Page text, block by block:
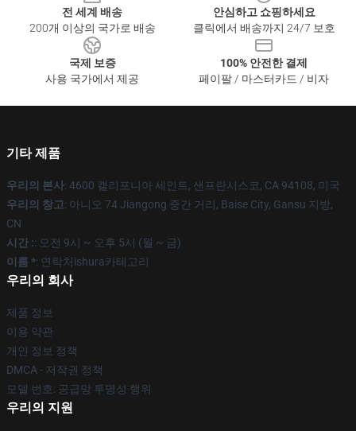
전 세계 배송
200개 이상의 국가로 배송
안심하고 쇼핑하세요
클릭에서 배송까지 24/7 보호
국제 보증
사용 국가에서 제공
100% 안전한 결제
페이팔 / 마스터카드 / 비자
기타 제품
우리의 본사: 4600 캘리포니아 세인트, 샌프란시스코, CA 94108, 미국
우리의 창고: 아니오 74 Jiangong 중간 거리, Baise City, Gansu 지방,
CN
시간 :: 오전 9시 ~ 오후 5시 (월 ~ 금)
이름 *: 연락처ishura카테고리
우리의 회사
제품 정보
이용 약관
개인 정보 정책
DMCA - 저작권 정책
모델 번호: 공급망 투명성 행위
우리의 지원